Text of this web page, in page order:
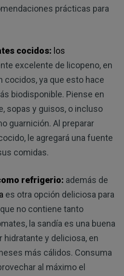
prácticas para
cocidos: los
excelente de licopeno, en
cocidos, ya que esto hace
biodisponible. Piense en
sopas y guisos, o incluso
guarnición. Al preparar
le agregará una fuente
comidas.
refrigerio: además de
es otra opción deliciosa para
no contiene tanto
la sandía es una buena
y deliciosa, en
más cálidos. Consuma
al máximo el